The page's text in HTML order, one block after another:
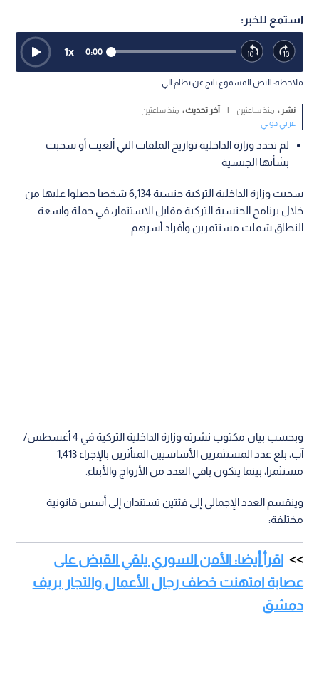
استمع للخبر:
0:00
1x
ملاحظة: النص المسموع ناتج عن نظام آلي
نشر : منذ ساعتين | آخر تحديث : منذ ساعتين
عربي دولي
لم تحدد وزارة الداخلية تواريخ الملفات التي ألغيت أو سحبت
بشأنها الجنسية
سحبت وزارة الداخلية التركية جنسية 6,134 شخصا حصلوا عليها من
خلال برنامج الجنسية التركية مقابل الاستثمار، في حملة واسعة
النطاق شملت مستثمرين وأفراد أسرهم.
وبحسب بيان مكتوب نشرته وزارة الداخلية التركية في 4 أغسطس/
آب، بلغ عدد المستثمرين الأساسيين المتأثرين بالإجراء 1,413
مستثمرا، بينما يتكون باقي العدد من الأزواج والأبناء.
وينقسم العدد الإجمالي إلى فئتين تستندان إلى أسس قانونية
مختلفة:
اقرأ أيضا: الأمن السوري يلقي القبض على
عصابة امتهنت خطف رجال الأعمال والتجار بريف
دمشق